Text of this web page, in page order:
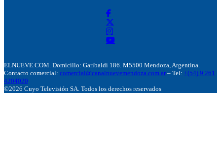
ELNUEVE.COM. Domicillo: Garibaldi 186. M5500 Mendoza, Argentina.
Contacto comercial: comercial@canalnuevemendoza.com.ar – Tel: +(54) 9 261
4204020
©2026 Cuyo Televisión SA. Todos los derechos reservados